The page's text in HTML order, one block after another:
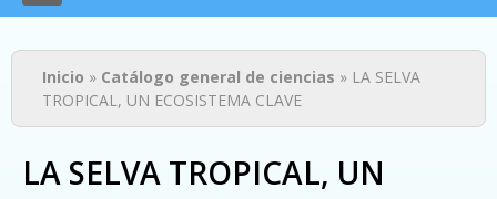
Usted está aquí
Inicio » Catálogo general de ciencias » LA SELVA
TROPICAL, UN ECOSISTEMA CLAVE
LA SELVA TROPICAL, UN